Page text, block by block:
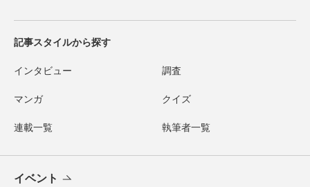
記事スタイルから探す
インタビュー 調査
マンガ クイズ
連載一覧 執筆者一覧
イベント